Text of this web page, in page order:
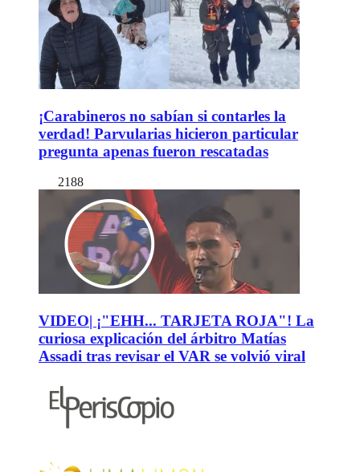
¡Carabineros no sabían si contarles la
verdad! Parvularias hicieron particular
pregunta apenas fueron rescatadas
2188
VIDEO| ¡"EHH... TARJETA ROJA"! La
curiosa explicación del árbitro Matías
Assadi tras revisar el VAR se volvió viral